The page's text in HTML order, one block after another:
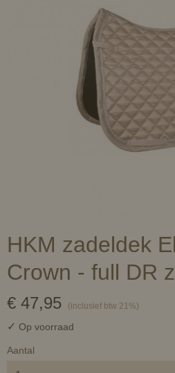
HKM zadeldek
Crown - full DR
€ 47,95 (inclusief btw 21%)
✓ Op voorraad
Aantal